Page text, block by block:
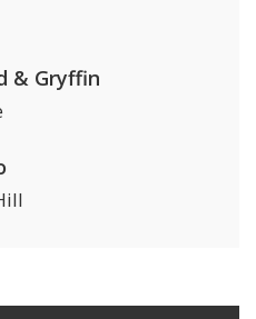
& Gryffin